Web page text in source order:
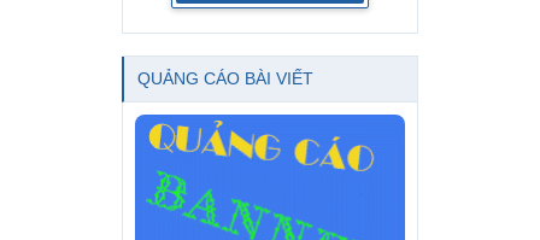
QUẢNG CÁO BÀI VIẾT